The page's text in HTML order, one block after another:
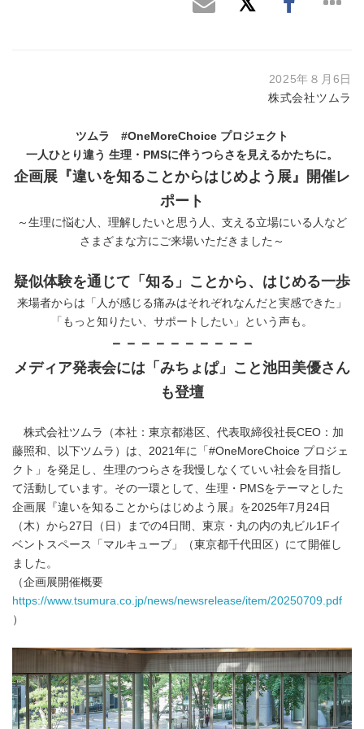
2025年８月6日
株式会社ツムラ
ツムラ #OneMoreChoice プロジェクト
一人ひとり違う 生理・PMSに伴うつらさを見えるかたちに。
企画展『違いを知ることからはじめよう展』開催レ
ポート
～生理に悩む人、理解したいと思う人、支える立場にいる人など
さまざまな方にご来場いただきました～
疑似体験を通じて「知る」ことから、はじめる一歩
来場者からは「人が感じる痛みはそれぞれなんだと実感できた」
「もっと知りたい、サポートしたい」という声も。
－－－－－－－－－－
メディア発表会には「みちょぱ」こと池田美優さん
も登壇
株式会社ツムラ（本社：東京都港区、代表取締役社長CEO：加
藤照和、以下ツムラ）は、2021年に「#OneMoreChoice プロジェ
クト」を発足し、生理のつらさを我慢しなくていい社会を目指し
て活動しています。その一環として、生理・PMSをテーマとした
企画展『違いを知ることからはじめよう展』を2025年7月24日
（木）から27日（日）までの4日間、東京・丸の内の丸ビル1Fイ
ベントスペース「マルキューブ」（東京都千代田区）にて開催し
ました。
（企画展開催概要
https://www.tsumura.co.jp/news/newsrelease/item/20250709.pdf
）